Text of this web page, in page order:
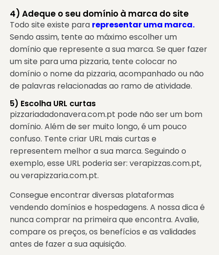
4) Adeque o seu domínio à marca do site
Todo site existe para representar uma marca.
Sendo assim, tente ao máximo escolher um
domínio que represente a sua marca. Se quer fazer
um site para uma pizzaria, tente colocar no
domínio o nome da pizzaria, acompanhado ou não
de palavras relacionadas ao ramo de atividade.
5) Escolha URL curtas
pizzariadadonavera.com.pt pode não ser um bom
domínio. Além de ser muito longo, é um pouco
confuso. Tente criar URL mais curtas e
representem melhor a sua marca. Seguindo o
exemplo, esse URL poderia ser: verapizzas.com.pt,
ou verapizzaria.com.pt.
Consegue encontrar diversas plataformas
vendendo domínios e hospedagens. A nossa dica é
nunca comprar na primeira que encontra. Avalie,
compare os preços, os benefícios e as validades
antes de fazer a sua aquisição.